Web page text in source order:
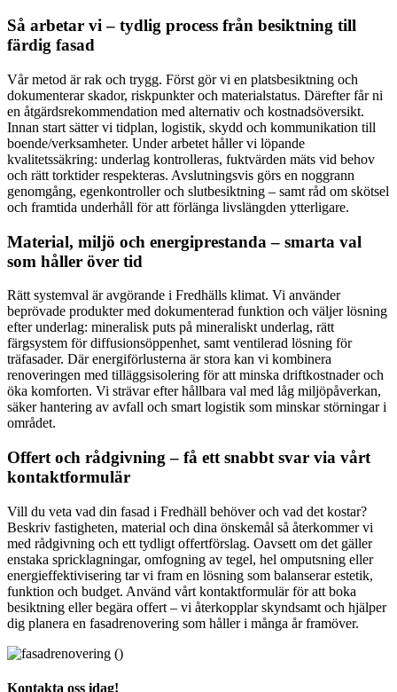
Så arbetar vi – tydlig process från besiktning till
färdig fasad
Vår metod är rak och trygg. Först gör vi en platsbesiktning och
dokumenterar skador, riskpunkter och materialstatus. Därefter får ni
en åtgärdsrekommendation med alternativ och kostnadsöversikt.
Innan start sätter vi tidplan, logistik, skydd och kommunikation till
boende/verksamheter. Under arbetet håller vi löpande
kvalitetssäkring: underlag kontrolleras, fuktvärden mäts vid behov
och rätt torktider respekteras. Avslutningsvis görs en noggrann
genomgång, egenkontroller och slutbesiktning – samt råd om skötsel
och framtida underhåll för att förlänga livslängden ytterligare.
Material, miljö och energiprestanda – smarta val
som håller över tid
Rätt systemval är avgörande i Fredhälls klimat. Vi använder
beprövade produkter med dokumenterad funktion och väljer lösning
efter underlag: mineralisk puts på mineraliskt underlag, rätt
färgsystem för diffusionsöppenhet, samt ventilerad lösning för
träfasader. Där energiförlusterna är stora kan vi kombinera
renoveringen med tilläggsisolering för att minska driftkostnader och
öka komforten. Vi strävar efter hållbara val med låg miljöpåverkan,
säker hantering av avfall och smart logistik som minskar störningar i
området.
Offert och rådgivning – få ett snabbt svar via vårt
kontaktformulär
Vill du veta vad din fasad i Fredhäll behöver och vad det kostar?
Beskriv fastigheten, material och dina önskemål så återkommer vi
med rådgivning och ett tydligt offertförslag. Oavsett om det gäller
enstaka spricklagningar, omfogning av tegel, hel omputsning eller
energieffektivisering tar vi fram en lösning som balanserar estetik,
funktion och budget. Använd vårt kontaktformulär för att boka
besiktning eller begära offert – vi återkopplar skyndsamt och hjälper
dig planera en fasadrenovering som håller i många år framöver.
Kontakta oss idag!